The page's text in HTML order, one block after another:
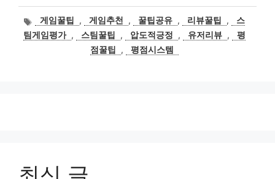
태
그
게임꿀팁 , 게임추천 , 꿀팁공유 , 리뷰꿀팁 ,
스
팀게임평가 , 스팀꿀팁 , 압도적긍정 , 유저리뷰 ,
평
점꿀팁
, 평점시스템